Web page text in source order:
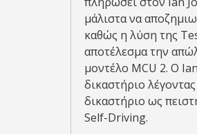
μάλιστα να
καθώς η λύση της
αποτέλεσμα την
μοντέλο MCU 2. Ο
δικαστήριο
δικαστήριο ως
Self-Driving.